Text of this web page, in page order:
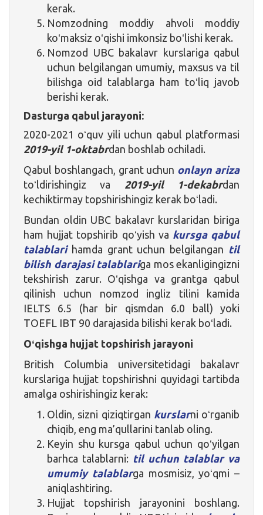
kerak.
Nomzodning moddiy ahvoli moddiy
koʻmaksiz oʻqishi imkonsiz boʻlishi kerak.
Nomzod UBC bakalavr kurslariga qabul
uchun belgilangan umumiy, maxsus va til
bilishga oid talablarga ham toʻliq javob
berishi kerak.
Dasturga qabul jarayoni:
2020-2021 oʻquv yili uchun qabul platformasi
2019-yil 1-oktabrdan boshlab ochiladi.
Qabul boshlangach, grant uchun onlayn ariza
toʻldirishingiz va 2019-yil 1-dekabrdan
kechiktirmay topshirishingiz kerak boʻladi.
Bundan oldin UBC bakalavr kurslaridan biriga
ham hujjat topshirib qoʻyish va kursga qabul
talablarihamda grant uchun belgilangan til
bilish darajasi talablariga mos ekanligingizni
tekshirish zarur. Oʻqishga va grantga qabul
qilinish uchun nomzod ingliz tilini kamida
IELTS 6.5 (har bir qismdan 6.0 ball) yoki
TOEFL IBT 90 darajasida bilishi kerak boʻladi.
Oʻqishga hujjat topshirish jarayoni
British Columbia universitetidagi bakalavr
kurslariga hujjat topshirishni quyidagi tartibda
amalga oshirishingiz kerak:
Oldin, sizni qiziqtirgan kurslarni oʻrganib
chiqib, eng ma’qullarini tanlab oling.
Keyin shu kursga qabul uchun qoʻyilgan
barhca talablarni: til uchun talablar va
umumiy talablarga mosmisiz, yoʻqmi –
aniqlashtiring.
Hujjat topshirish jarayonini boshlang.